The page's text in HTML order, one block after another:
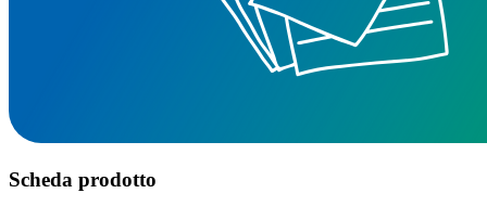
Scheda prodotto